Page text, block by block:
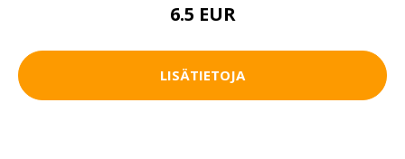
6.5 EUR
LISÄTIETOJA